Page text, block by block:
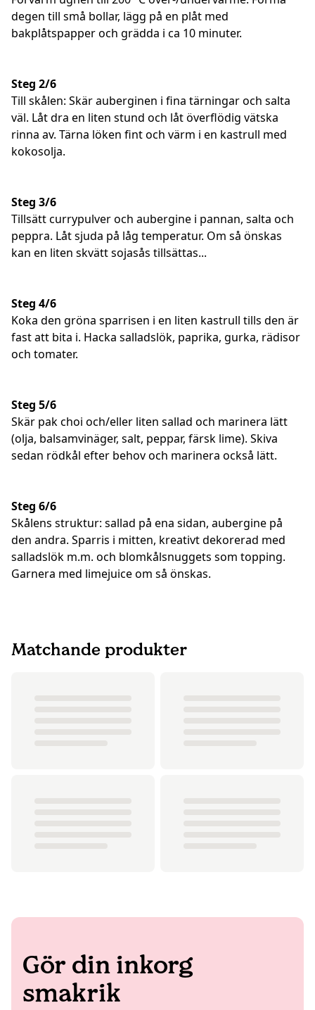
degen till små bollar, lägg på en plåt med
bakplåtspapper och grädda i ca 10 minuter.
Steg 2/6
Till skålen: Skär auberginen i fina tärningar och salta
väl. Låt dra en liten stund och låt överflödig vätska
rinna av. Tärna löken fint och värm i en kastrull med
kokosolja.
Steg 3/6
Tillsätt currypulver och aubergine i pannan, salta och
peppra. Låt sjuda på låg temperatur. Om så önskas
kan en liten skvätt sojasås tillsättas...
Steg 4/6
Koka den gröna sparrisen i en liten kastrull tills den är
fast att bita i. Hacka salladslök, paprika, gurka, rädisor
och tomater.
Steg 5/6
Skär pak choi och/eller liten sallad och marinera lätt
(olja, balsamvinäger, salt, peppar, färsk lime). Skiva
sedan rödkål efter behov och marinera också lätt.
Steg 6/6
Skålens struktur: sallad på ena sidan, aubergine på
den andra. Sparris i mitten, kreativt dekorerad med
salladslök m.m. och blomkålsnuggets som topping.
Garnera med limejuice om så önskas.
Matchande produkter
Gör din inkorg
smakrik